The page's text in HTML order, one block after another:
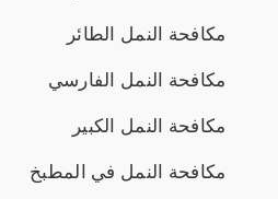
مكافحة النمل الطائر
مكافحة النمل الفارسي
مكافحة النمل الكبير
مكافحة النمل في المطبخ